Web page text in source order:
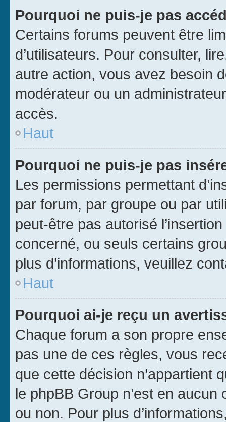
Pourquoi ne puis-je pas
Certains forums peuvent être
d’utilisateurs. Pour consulter,
autre action, vous avez besoin
modérateur ou un
accès.
Haut
Pourquoi ne puis-je pas
Les permissions permettant
par forum, par groupe ou par
peut-être pas autorisé
concerné, ou seuls certains
plus d’informations, veuillez
Haut
Pourquoi ai-je reçu un
Chaque forum a son propre
pas une de ces règles, vous
que cette décision n’appartient
le phpBB Group n’est en
ou non. Pour plus